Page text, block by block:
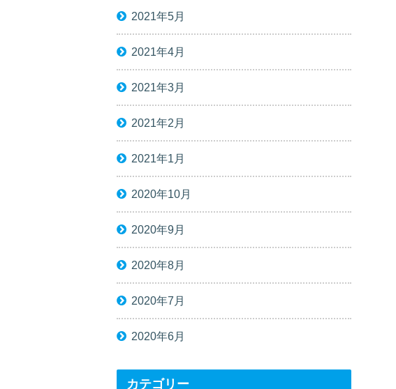
2021年5月
2021年4月
2021年3月
2021年2月
2021年1月
2020年10月
2020年9月
2020年8月
2020年7月
2020年6月
カテゴリー